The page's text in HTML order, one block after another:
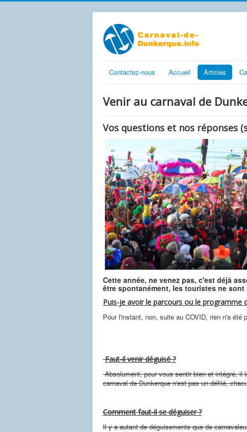
Contactez-nous Accueil Articles
Venir au carnaval de
Vos questions et nos réponses
Cette année, ne venez pas, c'est déjà
être spontanément, les touristes ne
Puis-je avoir le parcours ou le programme
Pour l'instant, non, suite au COVID, rien n'a été
Faut-il venir déguisé ?
Absolument, pour vous sentir bien et intégré, il
carnaval de Dunkerque n'est pas un défilé,
Comment faut-il se déguiser ?
Il y a autant de déguisements que de